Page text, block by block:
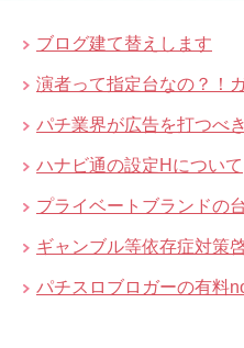
ブログ建て替えします
演者って指定台なの？！
パチ業界が広告を打つべ
ハナビ通の設定Hについて
プライベートブランドの
ギャンブル等依存症対策
パチスロブロガーの有料